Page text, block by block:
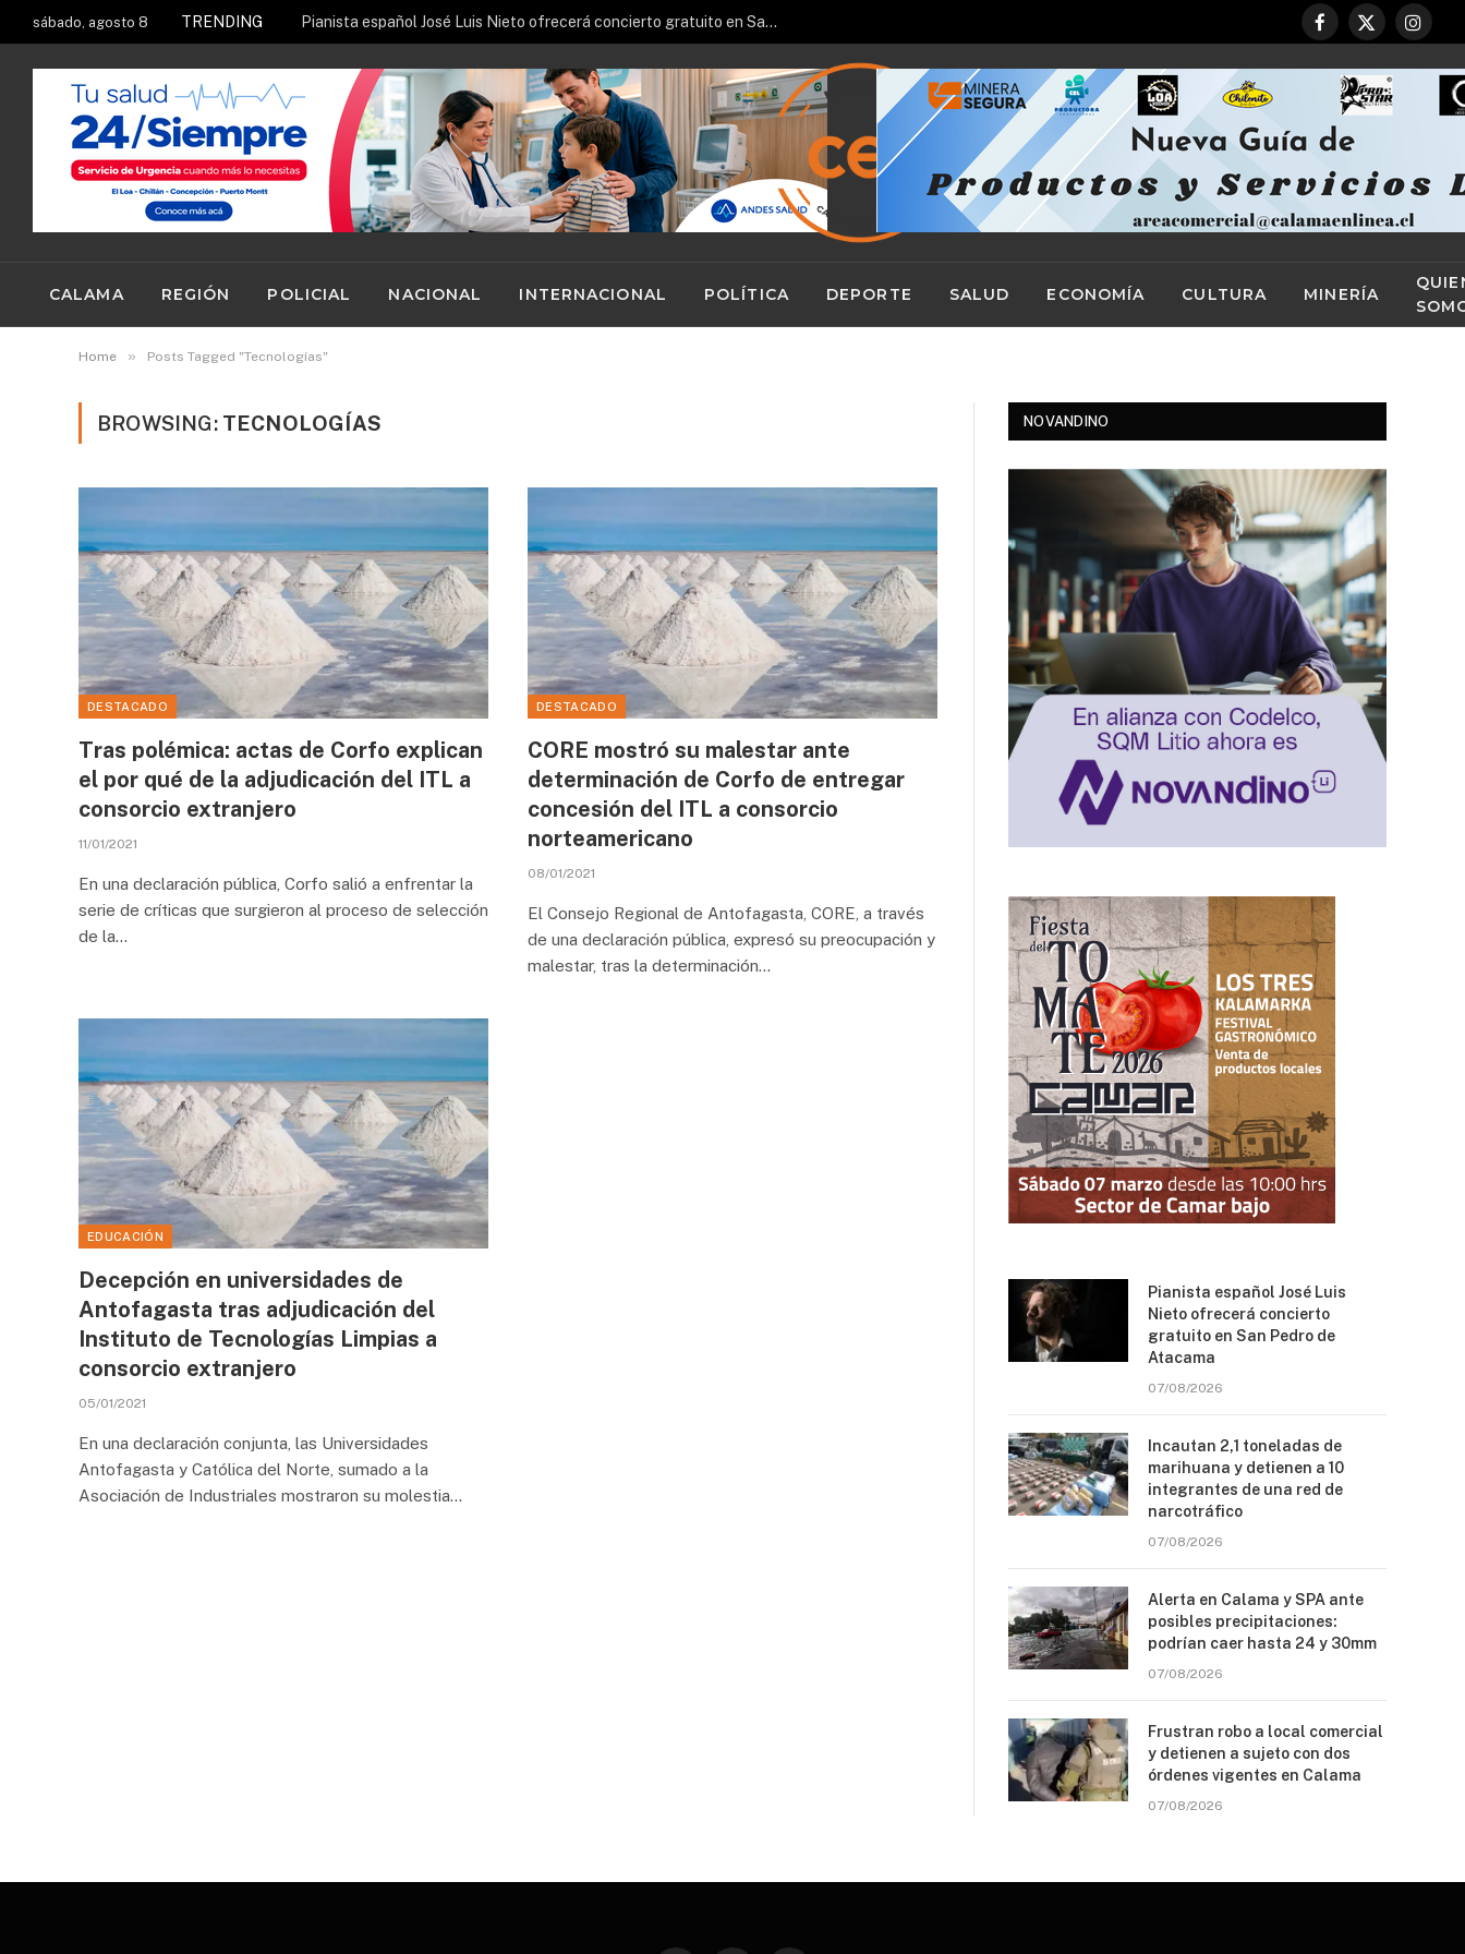
sábado, agosto 8 TRENDING Pianista español José Luis Nieto ofrecerá concierto gratuito en San Pedro de Atacama
Facebook
X
CALAMA REGIÓN POLICIAL NACIONAL INTERNACIONAL POLÍTICA DEPORTE SALUD ECONOMÍA CULTURA MINERÍA
Home » Posts Tagged "Tecnologías"
BROWSING: TECNOLOGÍAS
DESTACADO
Tras polémica: actas de Corfo explican
el por qué de la adjudicación del ITL a
consorcio extranjero
11/01/2021
En una declaración pública, Corfo salió a enfrentar la
serie de críticas que surgieron al proceso de selección
de la…
DESTACADO
CORE mostró su malestar ante
determinación de Corfo de entregar
concesión del ITL a consorcio
norteamericano
08/01/2021
El Consejo Regional de Antofagasta, CORE, a través
de una declaración pública, expresó su preocupación y
malestar, tras la determinación…
EDUCACIÓN
Decepción en universidades de
Antofagasta tras adjudicación del
Instituto de Tecnologías Limpias a
consorcio extranjero
05/01/2021
En una declaración conjunta, las Universidades
Antofagasta y Católica del Norte, sumado a la
Asociación de Industriales mostraron su molestia…
NOVANDINO
Pianista español José Luis
Nieto ofrecerá concierto
gratuito en San Pedro de
Atacama
07/08/2026
Incautan 2,1 toneladas de
marihuana y detienen a 10
integrantes de una red de
narcotráfico
07/08/2026
Alerta en Calama y SPA ante
posibles precipitaciones:
podrían caer hasta 24 y 30mm
07/08/2026
Frustran robo a local comercial
y detienen a sujeto con dos
órdenes vigentes en Calama
07/08/2026